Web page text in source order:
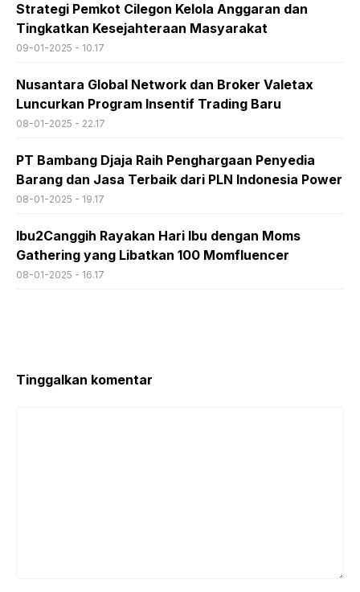
Strategi Pemkot Cilegon Kelola Anggaran dan
Tingkatkan Kesejahteraan Masyarakat
09-01-2025 - 10.17
Nusantara Global Network dan Broker Valetax
Luncurkan Program Insentif Trading Baru
08-01-2025 - 22.17
PT Bambang Djaja Raih Penghargaan Penyedia
Barang dan Jasa Terbaik dari PLN Indonesia Power
08-01-2025 - 19.17
Ibu2Canggih Rayakan Hari Ibu dengan Moms
Gathering yang Libatkan 100 Momfluencer
08-01-2025 - 16.17
Tinggalkan komentar